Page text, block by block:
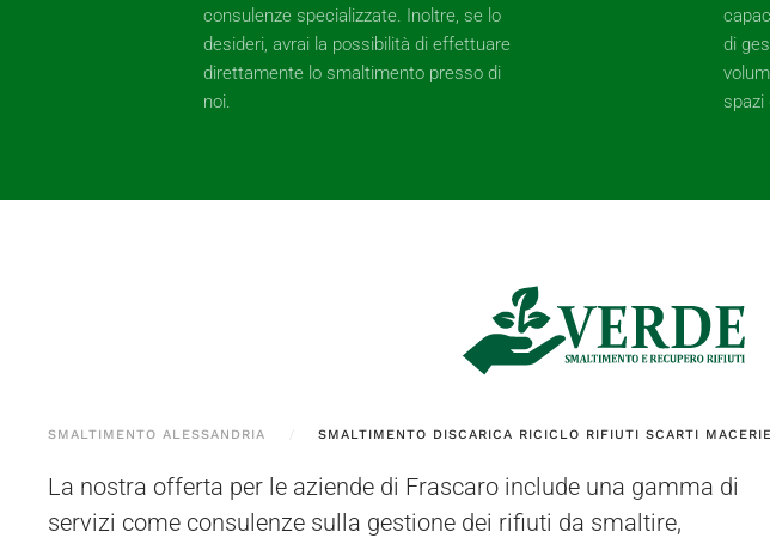
consulenze specializzate. Inoltre, se lo
desideri, avrai la possibilità di effettuare
direttamente lo smaltimento presso di
noi.
di
spazi
SMALTIMENTO ALESSANDRIA SMALTIMENTO DISCARICA RICICLO RIFIUTI SCARTI
La nostra offerta per le aziende di Frascaro include una gamma di
servizi come consulenze sulla gestione dei rifiuti da smaltire,